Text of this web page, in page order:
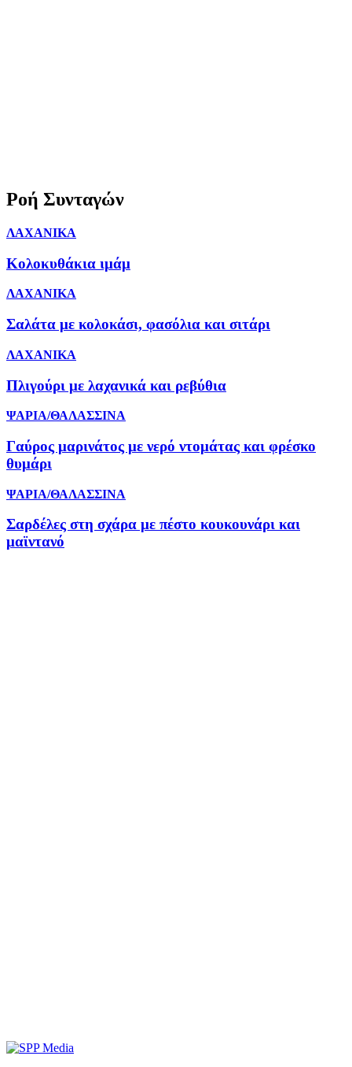
Ροή Συνταγών
ΛΑΧΑΝΙΚΑ
Κολοκυθάκια ιμάμ
ΛΑΧΑΝΙΚΑ
Σαλάτα με κολοκάσι, φασόλια και σιτάρι
ΛΑΧΑΝΙΚΑ
Πλιγούρι με λαχανικά και ρεβύθια
ΨΑΡΙΑ/ΘΑΛΑΣΣΙΝΑ
Γαύρος μαρινάτος με νερό ντομάτας και φρέσκο
θυμάρι
ΨΑΡΙΑ/ΘΑΛΑΣΣΙΝΑ
Σαρδέλες στη σχάρα με πέστο κουκουνάρι και
μαϊντανό